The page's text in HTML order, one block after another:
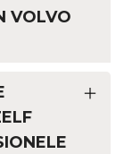
VOLVO